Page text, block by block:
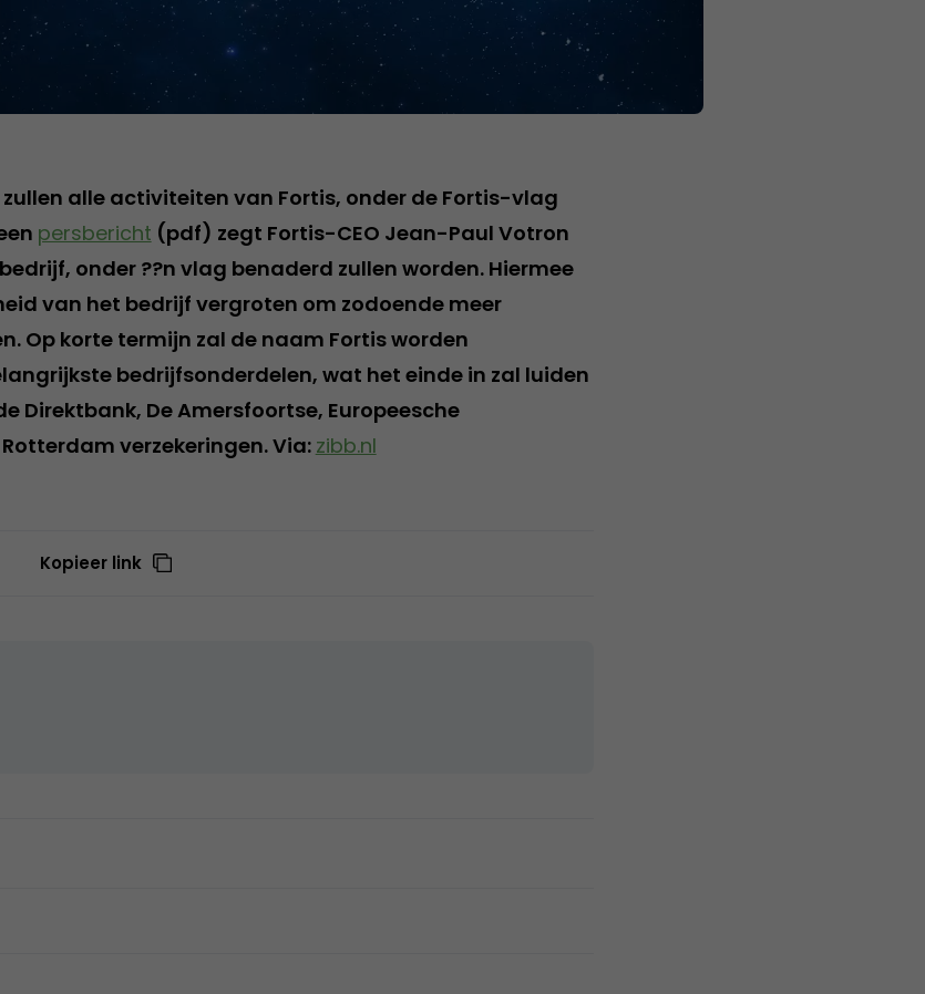
zullen alle activiteiten van Fortis, onder de Fortis-vlag
persbericht (pdf) zegt Fortis-CEO Jean-Paul Votron
onder ??n vlag benaderd zullen worden. Hiermee
van het bedrijf vergroten om zodoende meer
Op korte termijn zal de naam Fortis worden
bedrijfsonderdelen, wat het einde in zal luiden
Direktbank, De Amersfoortse, Europeesche
verzekeringen. Via: zibb.nl
Kopieer link